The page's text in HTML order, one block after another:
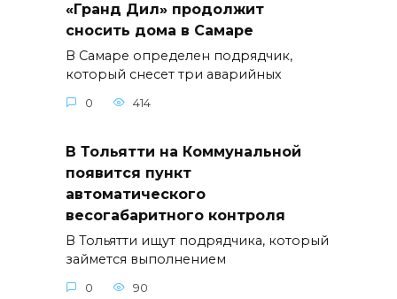
«Гранд Дил» продолжит
сносить дома в Самаре
В Самаре определен подрядчик,
который снесет три аварийных
0 414
В Тольятти на Коммунальной
появится пункт
автоматического
весогабаритного контроля
В Тольятти ищут подрядчика, который
займется выполнением
0 90